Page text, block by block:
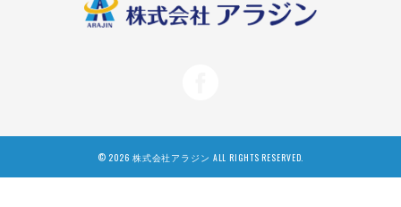
© 2026 株式会社アラジン ALL RIGHTS RESERVED.